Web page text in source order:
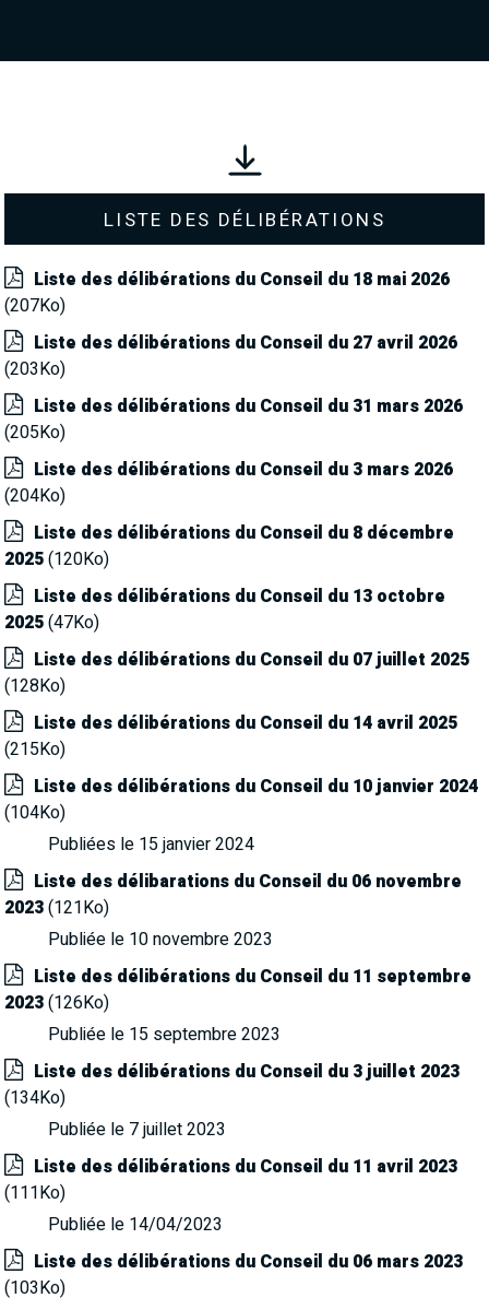
Liste des délibérations
Liste des délibérations du Conseil du 18 mai 2026
(207Ko)
Liste des délibérations du Conseil du 27 avril 2026
(203Ko)
Liste des délibérations du Conseil du 31 mars 2026
(205Ko)
Liste des délibérations du Conseil du 3 mars 2026
(204Ko)
Liste des délibérations du Conseil du 8 décembre
2025(120Ko)
Liste des délibérations du Conseil du 13 octobre
2025(47Ko)
Liste des délibérations du Conseil du 07 juillet 2025
(128Ko)
Liste des délibérations du Conseil du 14 avril 2025
(215Ko)
Liste des délibérations du Conseil du 10 janvier 2024
(104Ko)
Publiées le 15 janvier 2024
Liste des délibarations du Conseil du 06 novembre
2023(121Ko)
Publiée le 10 novembre 2023
Liste des délibérations du Conseil du 11 septembre
2023(126Ko)
Publiée le 15 septembre 2023
Liste des délibérations du Conseil du 3 juillet 2023
(134Ko)
Publiée le 7 juillet 2023
Liste des délibérations du Conseil du 11 avril 2023
(111Ko)
Publiée le 14/04/2023
Liste des délibérations du Conseil du 06 mars 2023
(103Ko)